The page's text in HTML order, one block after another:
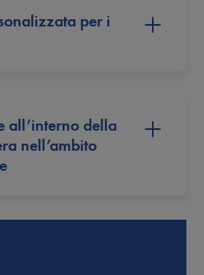
per i
all’interno della
nell’ambito